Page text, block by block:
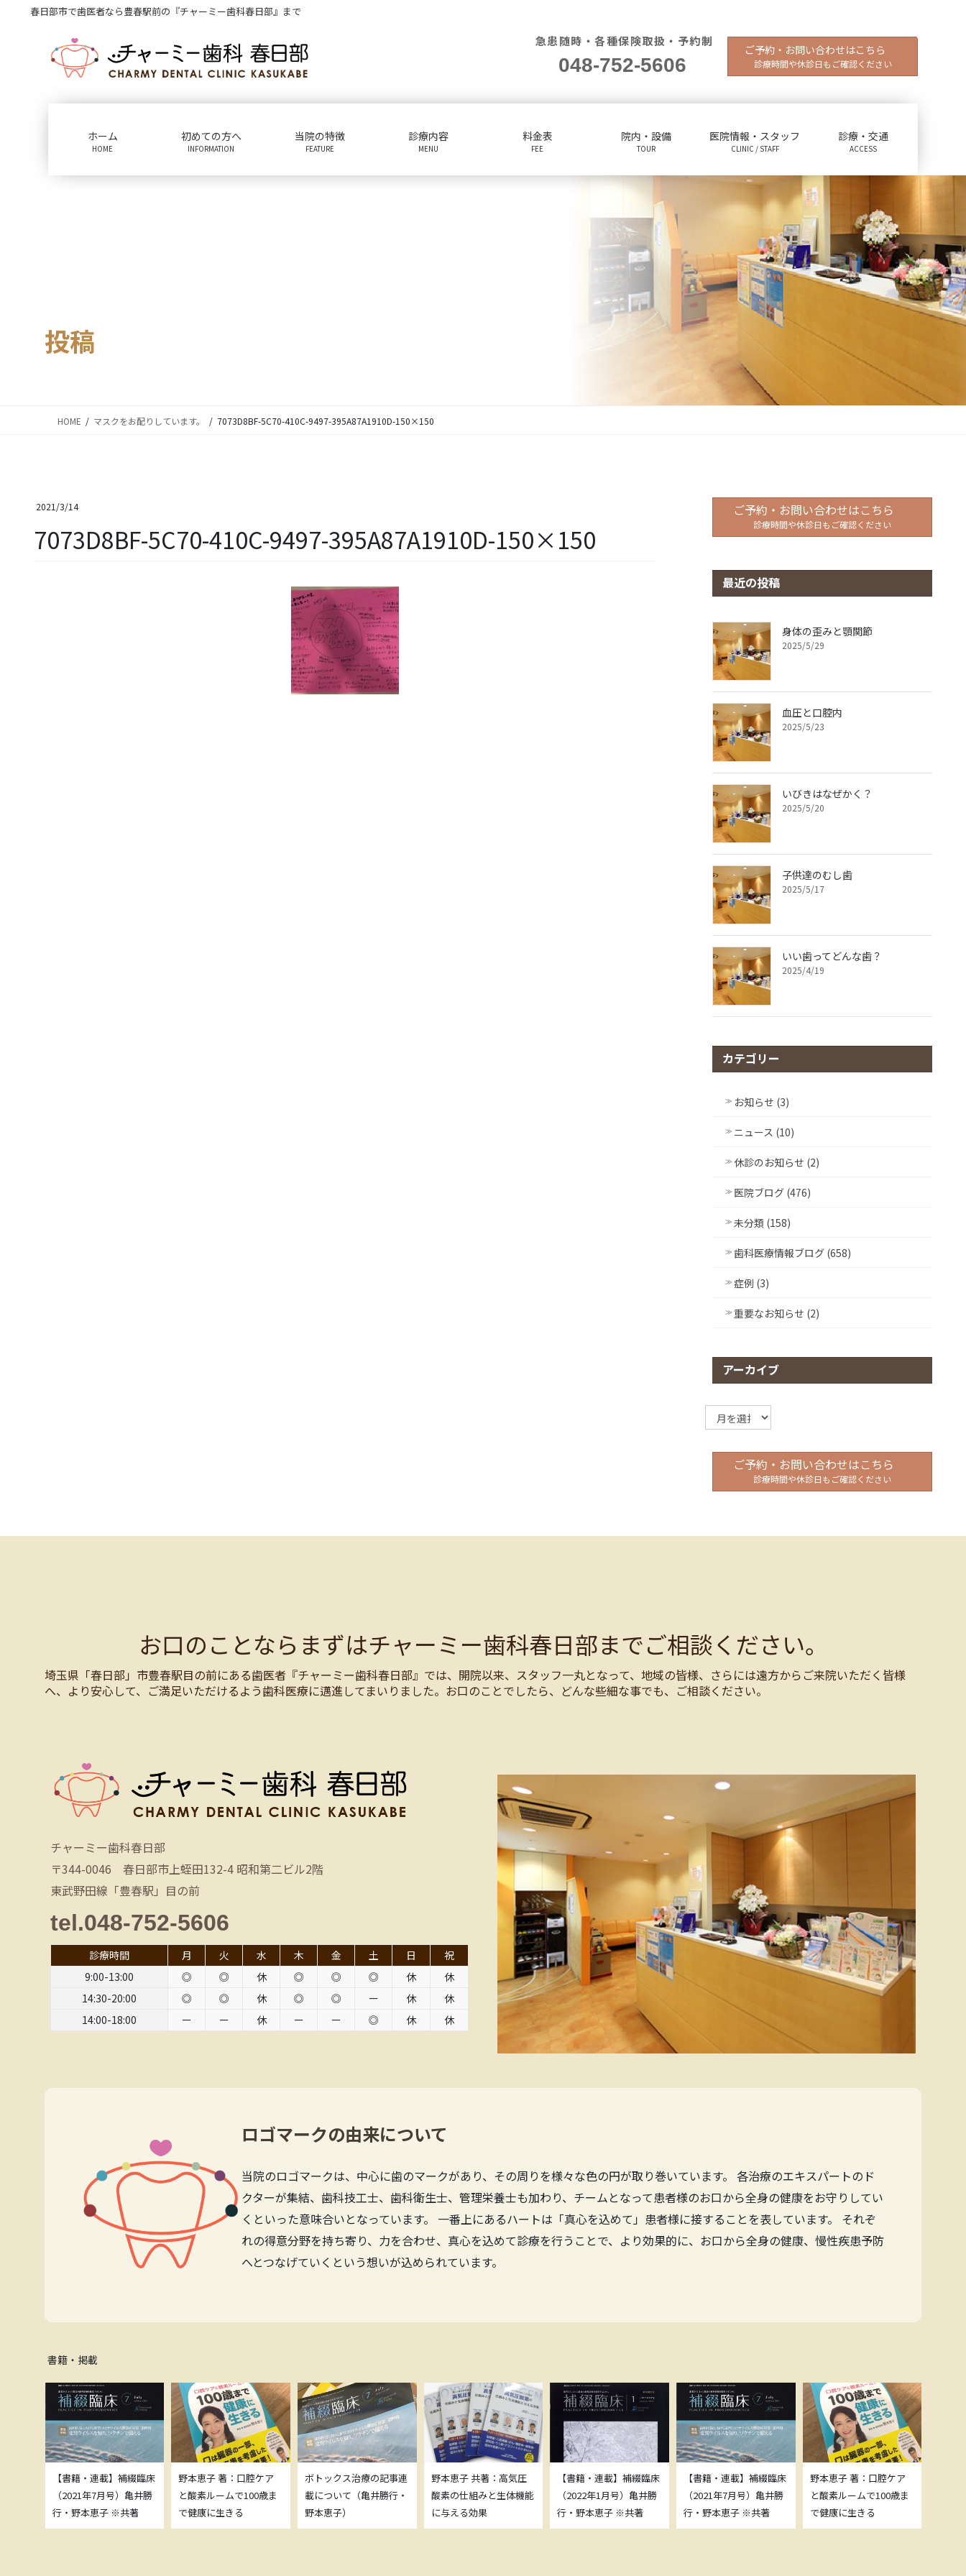
春日部市で歯医者なら豊春駅前の『チャーミー歯科春日部』まで
急患随時・各種保険取扱・予約制
048-752-5606
ご予約・お問い合わせはこちら
診療時間や休診日もご確認ください
ホーム
HOME
初めての方へ
INFORMATION
当院の特徴
FEATURE
診療内容
MENU
料金表
FEE
院内・設備
TOUR
医院情報・スタッフ
CLINIC / STAFF
診療・交通
ACCESS
投稿
HOME マスクをお配りしています。 7073D8BF-5C70-410C-9497-395A87A1910D-150×150
2021/3/14
7073D8BF-5C70-410C-9497-395A87A1910D-150×150
ご予約・お問い合わせはこちら
診療時間や休診日もご確認ください
最近の投稿
身体の歪みと顎関節
2025/5/29
血圧と口腔内
2025/5/23
いびきはなぜかく？
2025/5/20
子供達のむし歯
2025/5/17
いい歯ってどんな歯？
2025/4/19
カテゴリー
お知らせ (3)
ニュース (10)
休診のお知らせ (2)
医院ブログ (476)
未分類 (158)
歯科医療情報ブログ (658)
症例 (3)
重要なお知らせ (2)
アーカイブ
ア
ー
イ
ご予約・お問い合わせはこちら
診療時間や休診日もご確認ください
お口のことならまずはチャーミー歯科春日部までご相談ください。
埼玉県「春日部」市豊春駅目の前にある歯医者『チャーミー歯科春日部』では、開院以来、スタッフ一丸となって、地域の皆様、さらには遠方からご来院いただく皆様
へ、より安心して、ご満足いただけるよう歯科医療に邁進してまいりました。お口のことでしたら、どんな些細な事でも、ご相談ください。
チャーミー歯科春日部
〒344-0046 春日部市上蛭田132-4 昭和第二ビル2階
東武野田線「豊春駅」目の前
tel.048-752-5606
診療時間 月 火 水 木 金 土 日
祝
9:00-13:00
◎ ◎ 休 ◎ ◎ ◎ 休
休
14:30-20:00
◎ ◎ 休 ◎ ◎ ー 休
休
14:00-18:00
ー ー 休 ー ー ◎ 休 休
ロゴマークの由来について
当院のロゴマークは、中心に歯のマークがあり、その周りを様々な色の円が取り巻いています。 各治療のエキスパートのド
クターが集結、歯科技工士、歯科衛生士、管理栄養士も加わり、チームとなって患者様のお口から全身の健康をお守りしてい
くといった意味合いとなっています。 一番上にあるハートは「真心を込めて」患者様に接することを表しています。 それぞ
れの得意分野を持ち寄り、力を合わせ、真心を込めて診療を行うことで、より効果的に、お口から全身の健康、慢性疾患予防
へとつなげていくという想いが込められています。
書籍・掲載
【書籍・連載】補綴臨床
（2021年7月号）亀井勝
行・野本恵子 ※共著
野本恵子 著：口腔ケア
と酸素ルームで100歳ま
で健康に生きる
ボトックス治療の記事連
載について（亀井勝行・
野本恵子）
野本恵子 共著：高気圧
酸素の仕組みと生体機能
に与える効果
【書籍・連載】補綴臨床
（2022年1月号）亀井勝
行・野本恵子 ※共著
【書籍・連載】補綴臨床
（2021年7月号）亀井勝
行・野本恵子 ※共著
野本恵子 著：口腔ケア
と酸素ルームで100歳ま
で健康に生きる